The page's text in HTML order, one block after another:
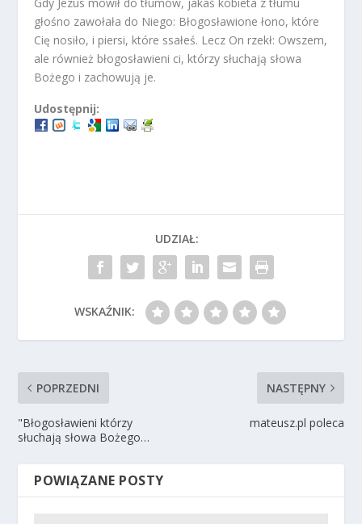
Gdy Jezus mówił do tłumów, jakaś kobieta z tłumu
głośno zawołała do Niego: Błogosławione łono, które
Cię nosiło, i piersi, które ssałeś. Lecz On rzekł: Owszem,
ale również błogosławieni ci, którzy słuchają słowa
Bożego i zachowują je.
Udostępnij:
UDZIAŁ:
WSKAŹNIK:
POPRZEDNI
"Błogosławieni którzy
słuchają słowa Bożego…
NASTĘPNY
mateusz.pl poleca
POWIĄZANE POSTY